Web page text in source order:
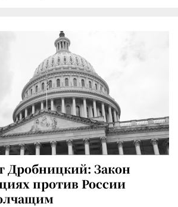
Дробницкий: Закон
против России